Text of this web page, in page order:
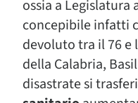
ossia a Legislatura
concepibile infatti
devoluto tra il 76 e
della Calabria,
disastrate si